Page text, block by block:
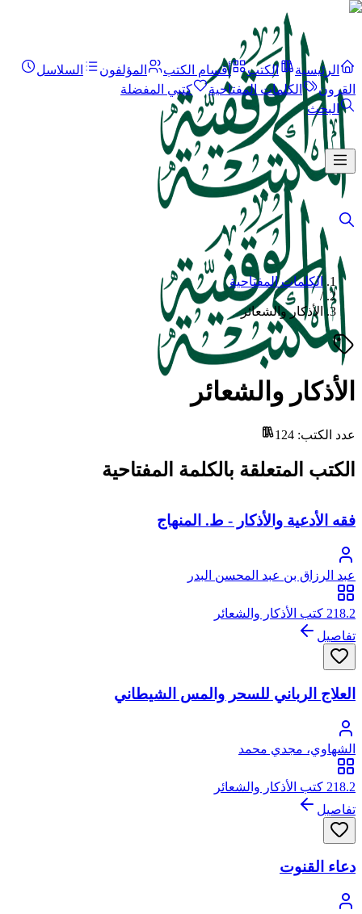
الرئيسية الكتب أقسام الكتب المؤلفون
السلاسل
القرون
الكلمات المفتاحية
كتبي المفضلة
البحث
الكلمات المفتاحية
/
الأذكار والشعائر
الأذكار والشعائر
عدد الكتب:
124
الكتب المتعلقة بالكلمة المفتاحية
فقه الأدعية والأذكار - ط. المنهاج
عبد الرزاق بن عبد المحسن البدر
218.2 كتب الأذكار والشعائر
تفاصيل
العلاج الرباني للسحر والمس الشيطاني
الشهاوي، مجدي محمد
218.2 كتب الأذكار والشعائر
تفاصيل
دعاء القنوت